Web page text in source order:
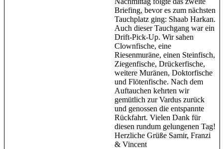
Briefing, bevor es zum nächsten
Tauchplatz ging: Shaab Harkan.
Auch dieser Tauchgang war ein
Drift-Pick-Up. Wir sahen
Clownfische, eine
Riesenmuräne, einen Steinfisch,
Ziegenfische, Drückerfische,
weitere Muränen, Doktorfische
und Flötenfische. Nach dem
Auftauchen kehrten wir
gemütlich zur Vardus zurück
und genossen die entspannte
Rückfahrt. Vielen Dank für
diesen rundum gelungenen Tag!
Herzliche Grüße Samir, Franzi
& Vincent